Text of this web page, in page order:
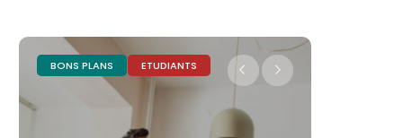
ASTUCES BONS PLANS